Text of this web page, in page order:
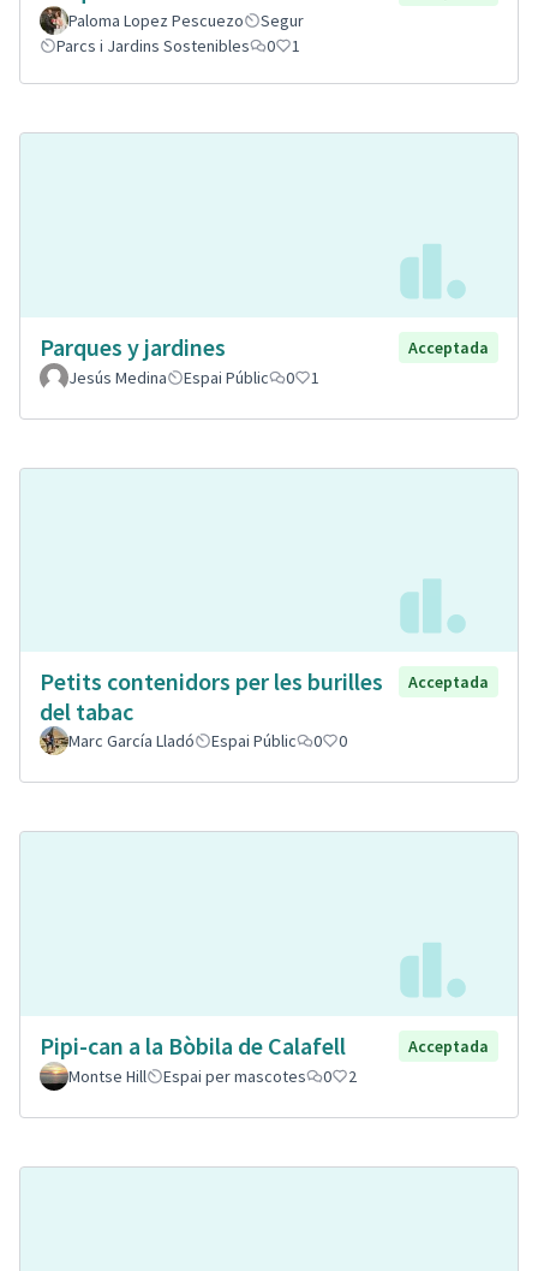
Paloma Lopez Pescuezo
Segur
Parcs i Jardins Sostenibles
0 1
Parques y jardines
Acceptada
Jesús Medina
Espai Públic 0 1
Petits contenidors per les burilles
del tabac
Acceptada
Marc García Lladó Espai Públic 0 0
Pipi-can a la Bòbila de Calafell
Acceptada
Montse Hill
Espai per mascotes 0 2